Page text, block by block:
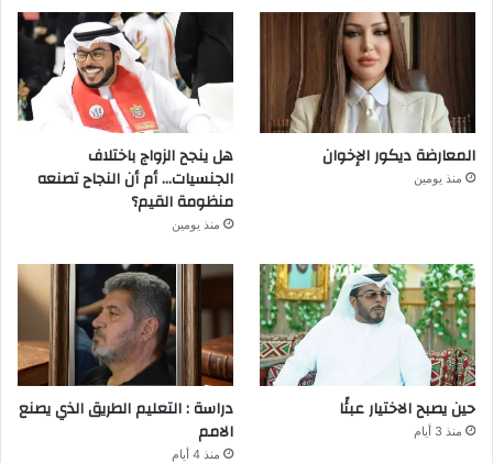
المعارضة ديكور الإخوان
منذ يومين
هل ينجح الزواج باختلاف
الجنسيات… أم أن النجاح تصنعه
منظومة القيم؟
منذ يومين
حين يصبح الاختيار عبئًا
منذ 3 أيام
دراسة : التعليم الطريق الذي يصنع
الامم
منذ 4 أيام